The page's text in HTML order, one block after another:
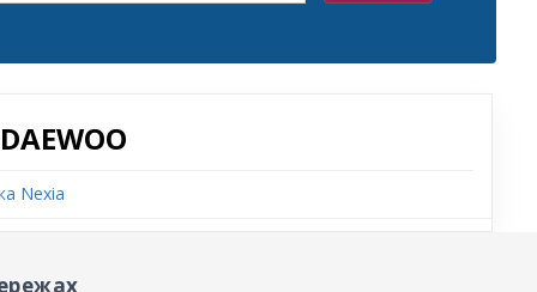
Nexia